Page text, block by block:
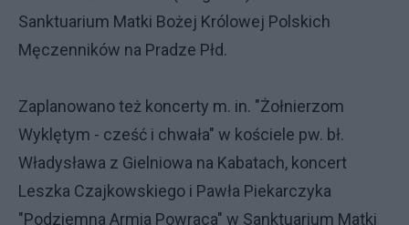
Sanktuarium Matki Bożej Królowej Polskich
Męczenników na Pradze Płd.
Zaplanowano też koncerty m. in. "Żołnierzom
Wyklętym - cześć i chwała" w kościele pw. bł.
Władysława z Gielniowa na Kabatach, koncert
Leszka Czajkowskiego i Pawła Piekarczyka
"Podziemna Armia Powraca" w Sanktuarium Matki